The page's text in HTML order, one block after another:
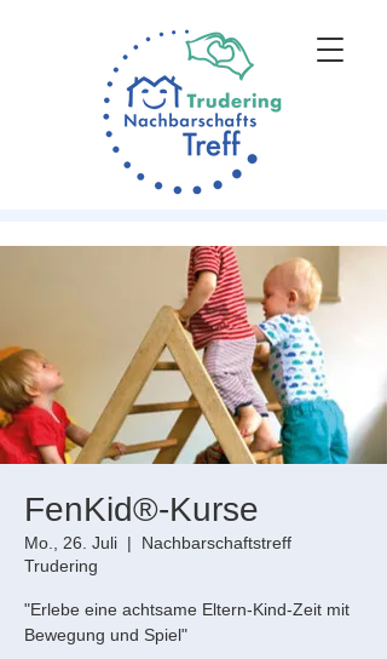
FenKid®-Kurse
Mo., 26. Juli
  |
Nachbarschaftstreff
Trudering
"Erlebe eine achtsame Eltern-Kind-Zeit mit
Bewegung und Spiel"